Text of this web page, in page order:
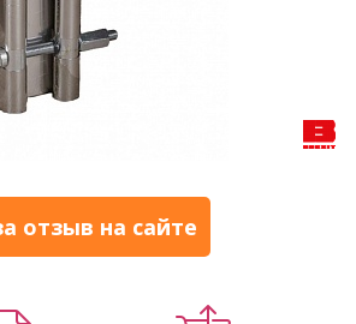
отзыв на сайте